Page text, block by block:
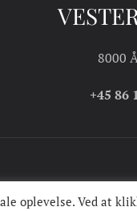
8000
+45 86
oplevelse. Ved at